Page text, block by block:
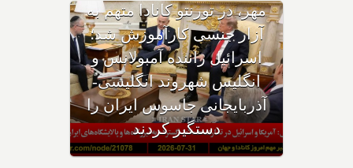
هواپیمای نتانیاهو از فراز کانادا
گذشت؟ ترامپ پس از حمله
ایران به اردن: به شدت به
ایران حمله می‌کنیم؛ حوثی‌ها: از
تنگه باب‌المندب عوارض عبور
می‌گیریم